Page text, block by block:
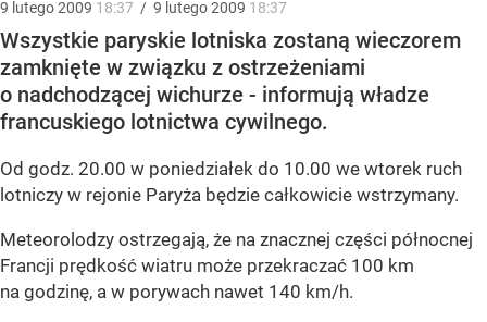
9 lutego2009 18:37 / 9 lutego2009 18:37
Wszystkie paryskie lotniska zostaną wieczorem
zamknięte w związku z ostrzeżeniami
o nadchodzącej wichurze - informują władze
francuskiego lotnictwa cywilnego.
Od godz. 20.00 w poniedziałek do 10.00 we wtorek ruch
lotniczy w rejonie Paryża będzie całkowicie wstrzymany.
Meteorolodzy ostrzegają, że na znacznej części północnej
Francji prędkość wiatru może przekraczać 100 km
na godzinę, a w porywach nawet 140 km/h.